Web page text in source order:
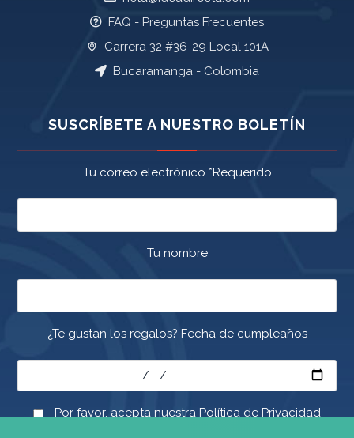
FAQ - Preguntas Frecuentes
Carrera 32 #36-29 Local 101A
Bucaramanga - Colombia
SUSCRÍBETE A NUESTRO BOLETÍN
Tu correo electrónico *Requerido
Tu nombre
¿Te gustan los regalos? Fecha de cumpleaños
Por favor, acepta nuestra Política de Privacidad